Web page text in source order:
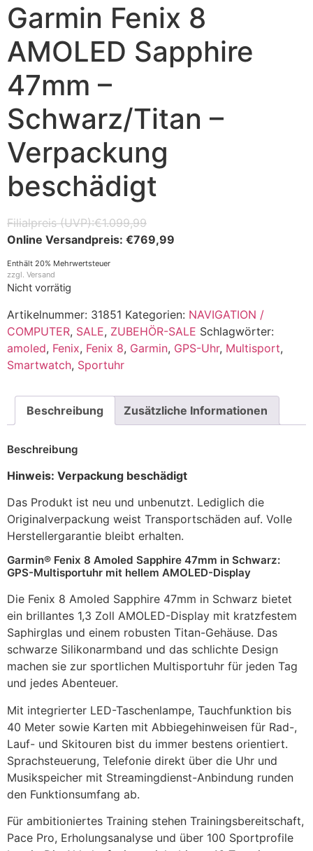
Garmin Fenix 8
AMOLED Sapphire
47mm –
Schwarz/Titan –
Verpackung
beschädigt
€1.099,99
€769,99
Enthält 20% Mehrwertsteuer
zzgl. Versand
Nicht vorrätig
Artikelnummer: 31851 Kategorien: NAVIGATION /
COMPUTER, SALE, ZUBEHÖR-SALE Schlagwörter:
amoled, Fenix, Fenix 8, Garmin, GPS-Uhr, Multisport,
Smartwatch, Sportuhr
Beschreibung Zusätzliche Informationen
Beschreibung
Hinweis: Verpackung beschädigt
Das Produkt ist neu und unbenutzt. Lediglich die
Originalverpackung weist Transportschäden auf. Volle
Herstellergarantie bleibt erhalten.
Garmin® Fenix 8 Amoled Sapphire 47mm in Schwarz:
GPS-Multisportuhr mit hellem AMOLED-Display
Die Fenix 8 Amoled Sapphire 47mm in Schwarz bietet
ein brillantes 1,3 Zoll AMOLED-Display mit kratzfestem
Saphirglas und einem robusten Titan-Gehäuse. Das
schwarze Silikonarmband und das schlichte Design
machen sie zur sportlichen Multisportuhr für jeden Tag
und jedes Abenteuer.
Mit integrierter LED-Taschenlampe, Tauchfunktion bis
40 Meter sowie Karten mit Abbiegehinweisen für Rad-,
Lauf- und Skitouren bist du immer bestens orientiert.
Sprachsteuerung, Telefonie direkt über die Uhr und
Musikspeicher mit Streamingdienst-Anbindung runden
den Funktionsumfang ab.
Für ambitioniertes Training stehen Trainingsbereitschaft,
Pace Pro, Erholungsanalyse und über 100 Sportprofile